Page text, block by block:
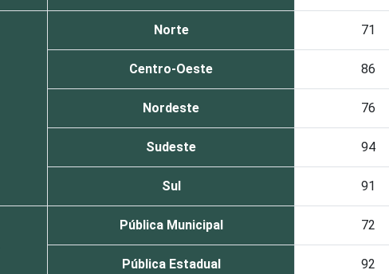
Norte 71
Centro-Oeste 86
Nordeste 76
Sudeste 94
Sul 91
Pública Municipal 72
Pública Estadual 92